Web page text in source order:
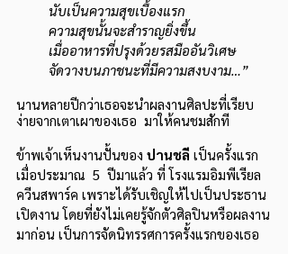
         นับเป็นความสุขเบื้องแรก
ความสุขนั้นจะสำราญยิ่งขึ้น
         เมื่ออาหารที่ปรุงด้วยรสมืออันวิเศษ
         จัดวางบนภาชนะที่มีความสงบงาม…”
นานหลายปีกว่าเธอจะนำผลงานศิลปะที่เรียบ
ง่ายจากเตาเผาของเธอ  มาให้คนชมสักที
ข้าพเจ้าเห็นงานปั้นของ ปานชลี เป็นครั้งแรก
เมื่อประมาณ  5  ปีมาแล้ว ที่ โรงแรมอิมพีเรียล
ควีนสพาร์ค เพราะได้รับเชิญให้ไปเป็นประธาน
เปิดงาน โดยที่ยังไม่เคยรู้จักตัวศิลปินหรือผลงาน
มาก่อน เป็นการจัดนิทรรศการครั้งแรกของเธอ